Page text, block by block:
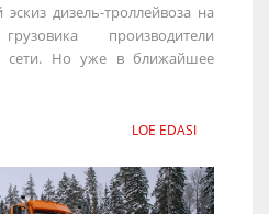
дизель-троллейвоза на
производители
сети. Но уже в ближайшее
LOE EDASI